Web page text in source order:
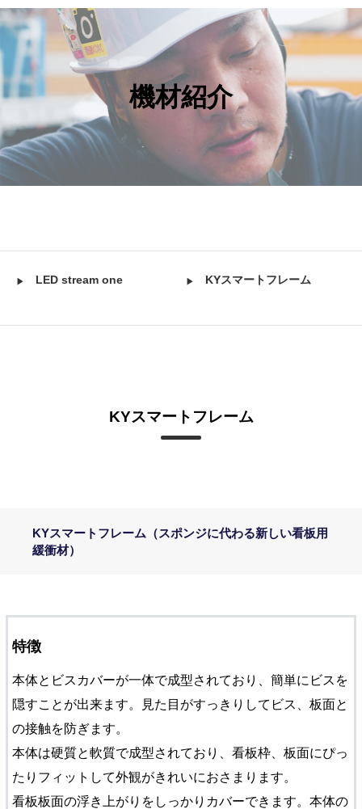
HOME
ライズアップについて
警備依頼の流れ
機材紹介
LED stream one KYスマートフレーム
KYスマートフレーム
KYスマートフレーム（スポンジに代わる新しい看板用
緩衝材）
特徴
本体とビスカバーが一体で成型されており、簡単にビスを
隠すことが出来ます。見た目がすっきりしてビス、板面と
の接触を防ぎます。
本体は硬質と軟質で成型されており、看板枠、板面にぴっ
たりフィットして外観がきれいにおさまります。
看板板面の浮き上がりをしっかりカバーできます。本体の